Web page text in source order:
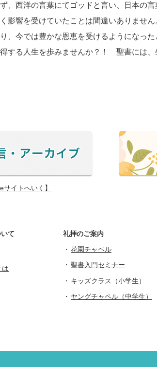
、西洋の言葉にてゴッドと言い、日本の
影響を受けていたことは間違いありませ
、今では豊かな恩恵を受けるようになった
する人生を歩みませんか？！ 聖書には、
イトへいく】
て
は
礼拝のご案内
花園チャペル
聖書入門セミナー
キッズクラス（小学生）
ヤングチャペル（中学生）